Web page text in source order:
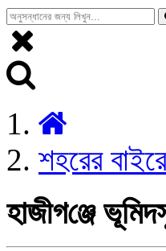
শহরের বাইরে
হাজীগ‌ঞ্জে